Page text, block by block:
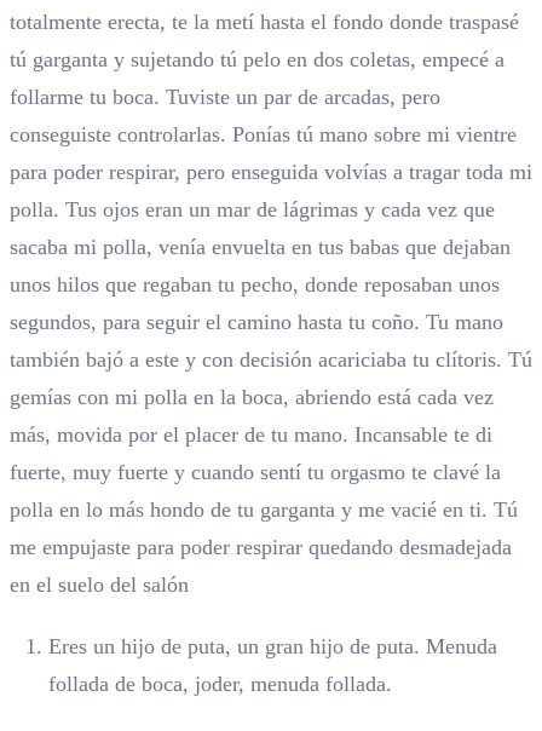
totalmente erecta, te la metí hasta el fondo donde traspasé
tú garganta y sujetando tú pelo en dos coletas, empecé a
follarme tu boca. Tuviste un par de arcadas, pero
conseguiste controlarlas. Ponías tú mano sobre mi vientre
para poder respirar, pero enseguida volvías a tragar toda mi
polla. Tus ojos eran un mar de lágrimas y cada vez que
sacaba mi polla, venía envuelta en tus babas que dejaban
unos hilos que regaban tu pecho, donde reposaban unos
segundos, para seguir el camino hasta tu coño. Tu mano
también bajó a este y con decisión acariciaba tu clítoris. Tú
gemías con mi polla en la boca, abriendo está cada vez
más, movida por el placer de tu mano. Incansable te di
fuerte, muy fuerte y cuando sentí tu orgasmo te clavé la
polla en lo más hondo de tu garganta y me vacié en ti. Tú
me empujaste para poder respirar quedando desmadejada
en el suelo del salón
Eres un hijo de puta, un gran hijo de puta. Menuda
follada de boca, joder, menuda follada.